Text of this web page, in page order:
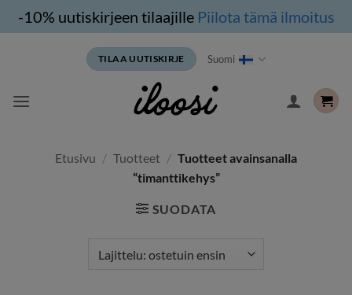
-10% uutiskirjeen tilaajille Piilota tämä ilmoitus
TILAA UUTISKIRJE Suomi
Etusivu / Tuotteet / Tuotteet avainsanalla
“timanttikehys”
SUODATA